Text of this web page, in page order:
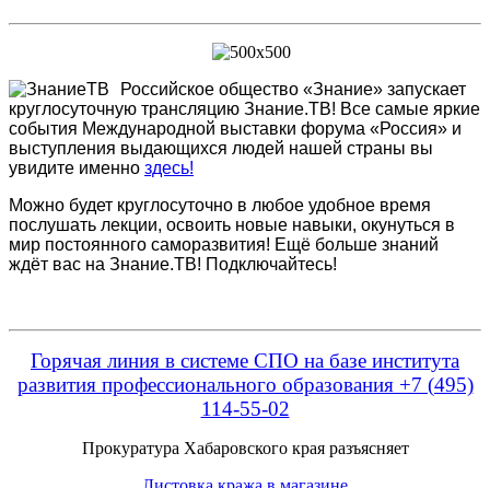
Российское общество «Знание» запускает
круглосуточную трансляцию Знание.ТВ! Все самые яркие
события Международной выставки форума «Россия» и
выступления выдающихся людей нашей страны вы
увидите именно здесь!
Можно будет круглосуточно в любое удобное время
послушать лекции, освоить новые навыки, окунуться в
мир постоянного саморазвития! Ещё больше знаний
ждёт вас на Знание.ТВ! Подключайтесь!
Горячая линия в системе СПО на базе института
развития профессионального образования +7 (495)
114-55-02
Прокуратура Хабаровского края разъясняет